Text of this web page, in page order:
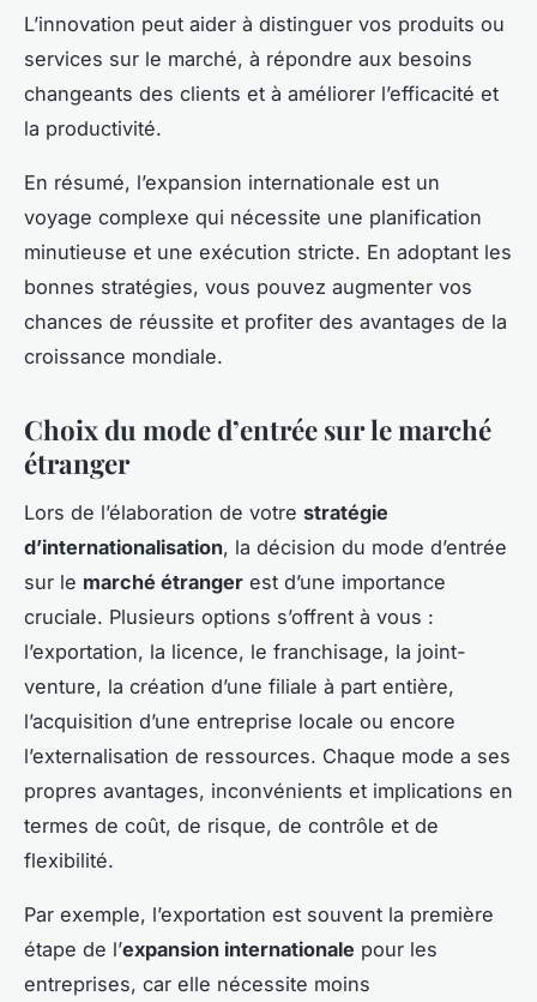
L’innovation peut aider à distinguer vos produits ou
services sur le marché, à répondre aux besoins
changeants des clients et à améliorer l’efficacité et
la productivité.
En résumé, l’expansion internationale est un
voyage complexe qui nécessite une planification
minutieuse et une exécution stricte. En adoptant les
bonnes stratégies, vous pouvez augmenter vos
chances de réussite et profiter des avantages de la
croissance mondiale.
Choix du mode d’entrée sur le marché
étranger
Lors de l’élaboration de votre stratégie
d’internationalisation, la décision du mode d’entrée
sur le marché étranger est d’une importance
cruciale. Plusieurs options s’offrent à vous :
l’exportation, la licence, le franchisage, la joint-
venture, la création d’une filiale à part entière,
l’acquisition d’une entreprise locale ou encore
l’externalisation de ressources. Chaque mode a ses
propres avantages, inconvénients et implications en
termes de coût, de risque, de contrôle et de
flexibilité.
Par exemple, l’exportation est souvent la première
étape de l’expansion internationale pour les
entreprises, car elle nécessite moins